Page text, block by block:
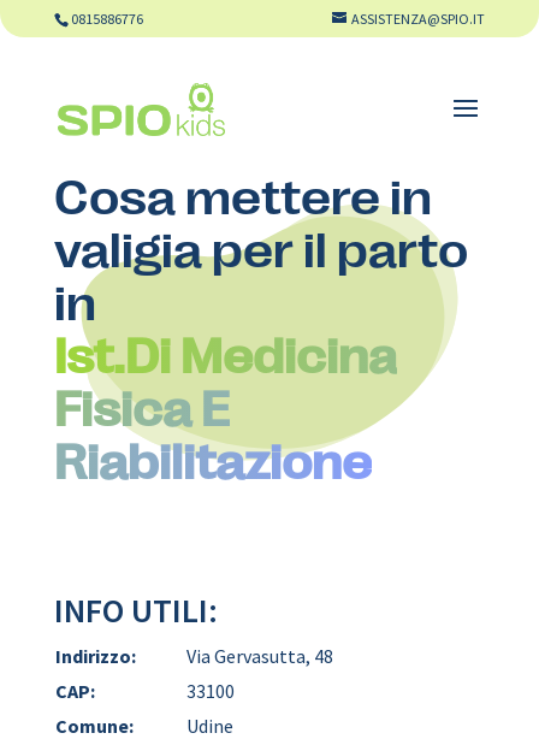
0815886776 ASSISTENZA@SPIO.IT
Cosa mettere in
valigia per il parto
in
Ist.Di Medicina
Fisica E
Riabilitazione
INFO UTILI:
Indirizzo:
Via Gervasutta, 48
CAP:
33100
Comune:
Udine